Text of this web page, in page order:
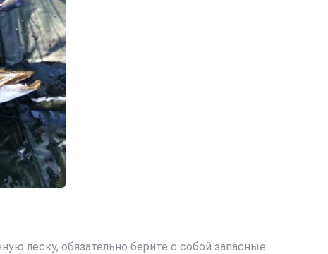
леску, обязательно берите с собой запасные